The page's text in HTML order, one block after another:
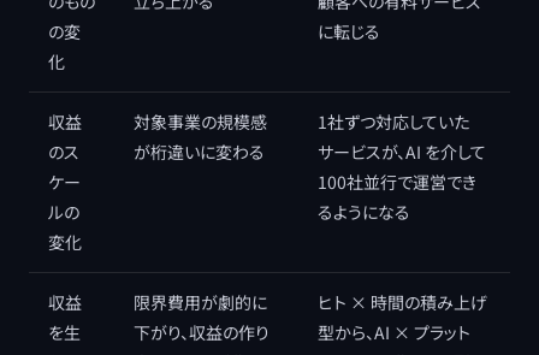
の変
化
に転じる
収益
のス
ケー
ルの
変化
対象事業の規模感
が桁違いに変わる
1社ずつ対応していた
サービスが、AI を介して
100社並行で運営でき
るようになる
収益
を生
限界費用が劇的に
下がり、収益の作り
ヒト × 時間の積み上げ
型から、AI × プラット